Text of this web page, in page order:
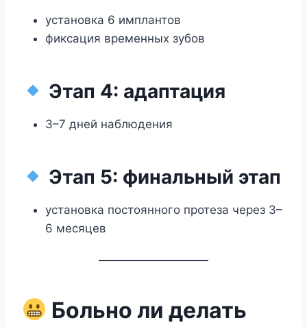
установка 6 имплантов
фиксация временных зубов
Этап 4: адаптация
3–7 дней наблюдения
Этап 5: финальный этап
установка постоянного протеза через 3–
6 месяцев
Больно ли делать